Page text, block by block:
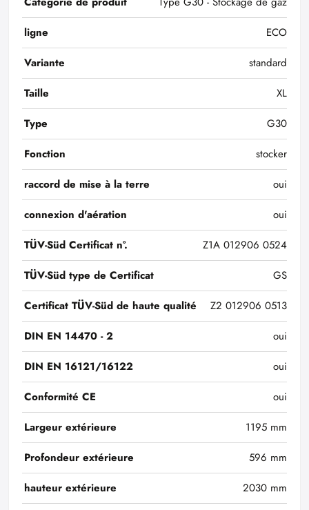
ligne
ECO
Variante
standard
Taille
XL
Type
G30
Fonction
stocker
raccord de mise à la terre
oui
connexion d'aération
oui
TÜV-Süd Certificat n°.
Z1A 012906 0524
TÜV-Süd type de Certificat
GS
Certificat TÜV-Süd de haute qualité
Z2 012906 0513
DIN EN 14470 - 2
oui
DIN EN 16121/16122
oui
Conformité CE
oui
Largeur extérieure
1195 mm
Profondeur extérieure
596 mm
hauteur extérieure
2030 mm